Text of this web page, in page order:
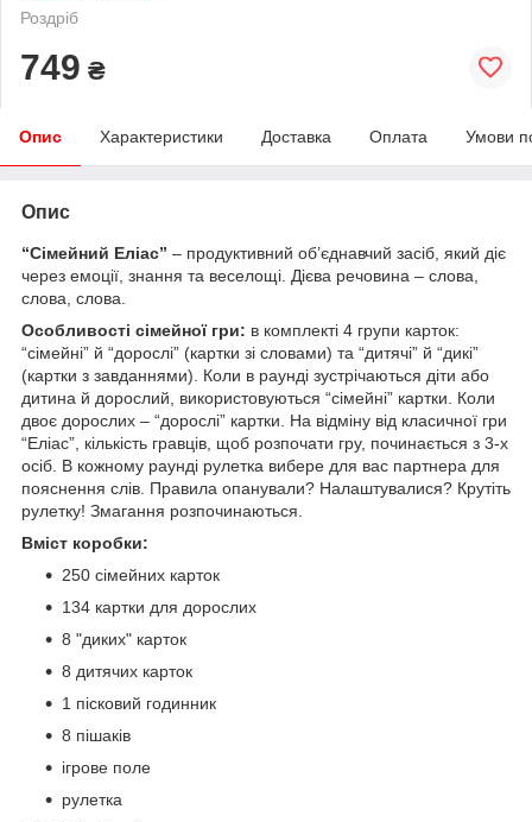
Роздріб
749 ₴
Опис Характеристики Доставка Оплата Умови
Опис
“Сімейний Еліас” – продуктивний об’єднавчий засіб, який діє
через емоції, знання та веселощі. Дієва речовина – слова,
слова, слова.
Особливості сімейної гри: в комплекті 4 групи карток:
“сімейні” й “дорослі” (картки зі словами) та “дитячі” й “дикі”
(картки з завданнями). Коли в раунді зустрічаються діти або
дитина й дорослий, використовуються “сімейні” картки. Коли
двоє дорослих – “дорослі” картки. На відміну від класичної гри
“Еліас”, кількість гравців, щоб розпочати гру, починається з 3-х
осіб. В кожному раунді рулетка вибере для вас партнера для
пояснення слів. Правила опанували? Налаштувалися? Крутіть
рулетку! Змагання розпочинаються.
Вміст коробки:
250 сімейних карток
134 картки для дорослих
8 "диких" карток
8 дитячих карток
1 пісковий годинник
8 пішаків
ігрове поле
рулетка